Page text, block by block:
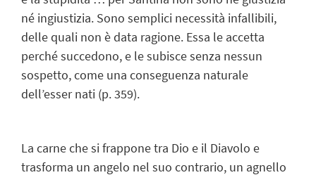
né ingiustizia. Sono semplici necessità infallibili,
delle quali non è data ragione. Essa le accetta
perché succedono, e le subisce senza nessun
sospetto, come una conseguenza naturale
dell’esser nati (p. 359).
La carne che si frappone tra Dio e il Diavolo e
trasforma un angelo nel suo contrario, un agnello